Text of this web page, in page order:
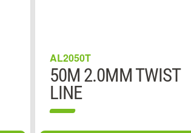
AL2050T
50M 2.0MM TWIST
LINE